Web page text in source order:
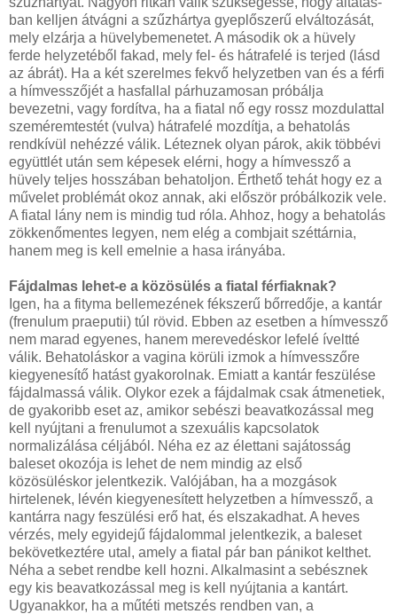
ban kelljen átvágni a szűzhártya gyeplőszerű elváltozását,
mely elzárja a hüvelybemenetet. A második ok a hüvely
ferde helyzetéből fakad, mely fel- és hátrafelé is terjed (lásd
az ábrát). Ha a két szerelmes fekvő helyzetben van és a férfi
a hímvesszőjét a hasfallal párhuzamosan próbálja
bevezetni, vagy fordítva, ha a fiatal nő egy rossz mozdulattal
szeméremtestét (vulva) hátrafelé mozdítja, a behatolás
rendkívül nehézzé válik. Léteznek olyan párok, akik többévi
együttlét után sem képesek elérni, hogy a hímvessző a
hüvely teljes hosszában behatoljon. Érthető tehát hogy ez a
művelet problémát okoz annak, aki először próbálkozik vele.
A fiatal lány nem is mindig tud róla. Ahhoz, hogy a behatolás
zökkenőmentes legyen, nem elég a combjait széttárnia,
hanem meg is kell emelnie a hasa irányába.
Fájdalmas lehet-e a közösülés a fiatal férfiaknak?
Igen, ha a fityma bellemezének fékszerű bőrredője, a kantár
(frenulum praeputii) túl rövid. Ebben az esetben a hímvessző
nem marad egyenes, hanem merevedéskor lefelé íveltté
válik. Behatoláskor a vagina körüli izmok a hímvesszőre
kiegyenesítő hatást gyakorolnak. Emiatt a kantár feszülése
fájdalmassá válik. Olykor ezek a fájdalmak csak átmenetiek,
de gyakoribb eset az, amikor sebészi beavatkozással meg
kell nyújtani a frenulumot a szexuális kapcsolatok
normalizálása céljából. Néha ez az élettani sajátosság
baleset okozója is lehet de nem mindig az első
közösüléskor jelentkezik. Valójában, ha a mozgások
hirtelenek, lévén kiegyenesített helyzetben a hímvessző, a
kantárra nagy feszülési erő hat, és elszakadhat. A heves
vérzés, mely egyidejű fájdalommal jelentkezik, a baleset
bekövetkeztére utal, amely a fiatal pár­ ban pánikot kelthet.
Néha a sebet rendbe kell hozni. Alkalmasint a sebésznek
egy kis beavatkozással meg is kell nyújtania a kantárt.
Ugyanakkor, ha a műtéti metszés rendben van, a